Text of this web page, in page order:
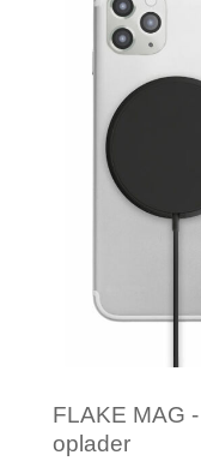
FLAKE MAG
oplader